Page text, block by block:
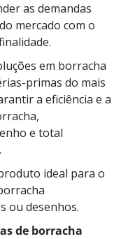
as demandas
mercado com o
em borracha
primas do mais
a eficiência e a
e total
ideal para o
ou desenhos.
de borracha